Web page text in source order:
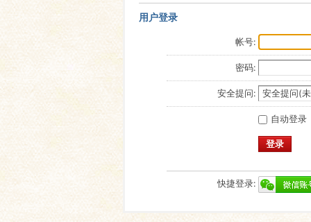
用户登录
帐号:
密码:
安全提问:
自动登录
登录
快捷登录: